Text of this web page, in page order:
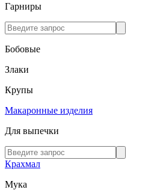
Гарниры
Бобовые
Злаки
Крупы
Макаронные изделия
Для выпечки
Крахмал
Мука